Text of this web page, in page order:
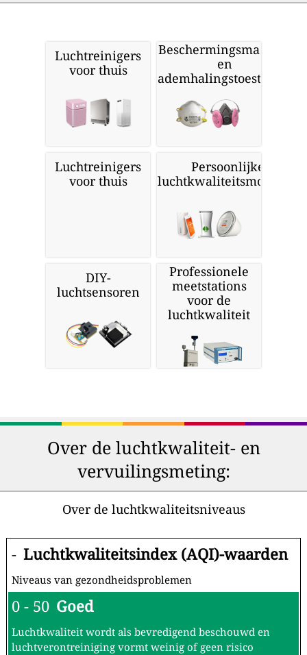
Luchtreinigers
voor thuis
Beschermingsmaskers
en
ademhalingstoestellen
Luchtreinigers
voor thuis
Persoonlijke
luchtkwaliteitsmonitors
DIY-
luchtsensoren
Professionele
meetstations
voor de
luchtkwaliteit
Over de luchtkwaliteit- en
vervuilingsmeting:
Over de luchtkwaliteitsniveaus
- Luchtkwaliteitsindex (AQI)-waarden
Niveaus van gezondheidsproblemen
0 - 50 Goed
Luchtkwaliteit wordt als bevredigend beschouwd en
luchtverontreiniging vormt weinig of geen risico